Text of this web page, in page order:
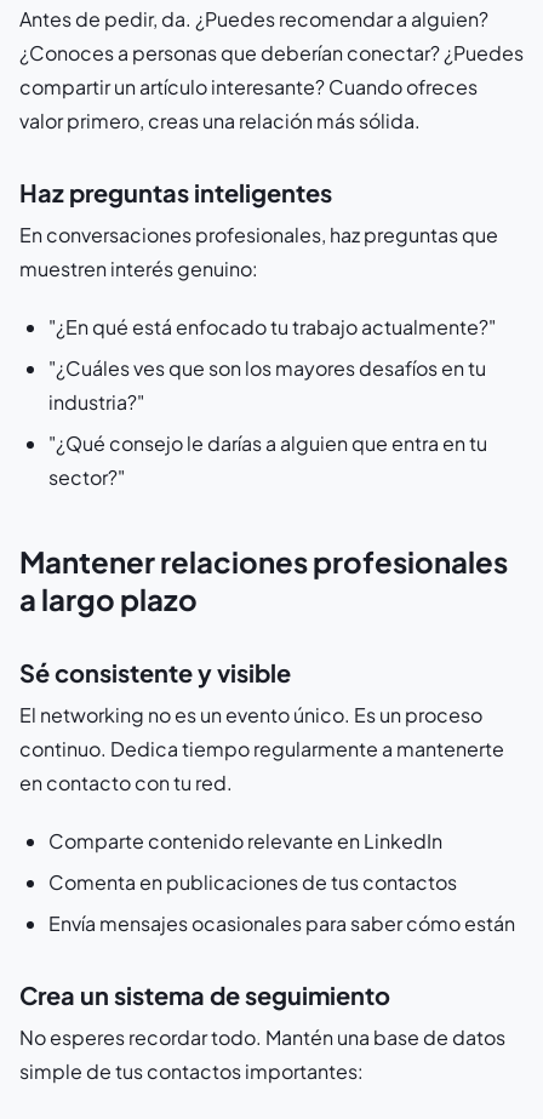
Antes de pedir, da. ¿Puedes recomendar a alguien?
¿Conoces a personas que deberían conectar? ¿Puedes
compartir un artículo interesante? Cuando ofreces
valor primero, creas una relación más sólida.
Haz preguntas inteligentes
En conversaciones profesionales, haz preguntas que
muestren interés genuino:
"¿En qué está enfocado tu trabajo actualmente?"
"¿Cuáles ves que son los mayores desafíos en tu
industria?"
"¿Qué consejo le darías a alguien que entra en tu
sector?"
Mantener relaciones profesionales
a largo plazo
Sé consistente y visible
El networking no es un evento único. Es un proceso
continuo. Dedica tiempo regularmente a mantenerte
en contacto con tu red.
Comparte contenido relevante en LinkedIn
Comenta en publicaciones de tus contactos
Envía mensajes ocasionales para saber cómo están
Crea un sistema de seguimiento
No esperes recordar todo. Mantén una base de datos
simple de tus contactos importantes: